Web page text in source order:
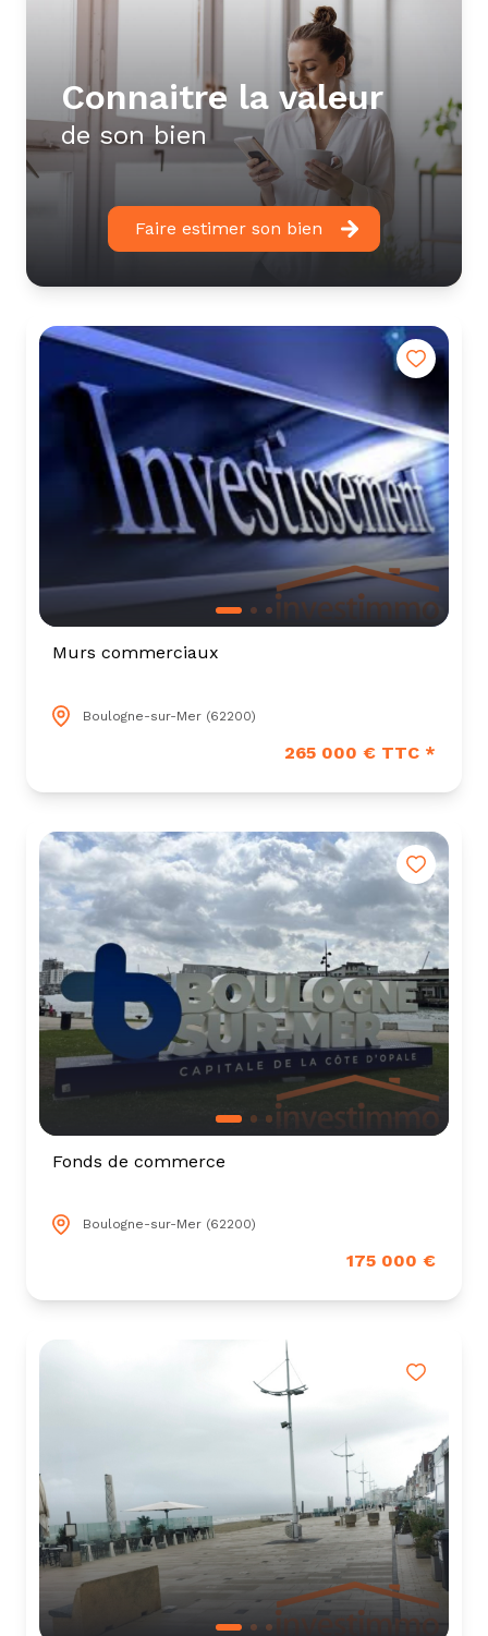
connaitre la valeur
de son bien
Faire estimer son bien
Murs commerciaux
Boulogne-sur-Mer (62200)
265 000 € TTC *
Fonds de commerce
Boulogne-sur-Mer (62200)
175 000 €